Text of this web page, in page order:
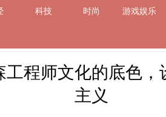
科技 时尚 游戏娱乐
的文章
程师文化的底色，
主义